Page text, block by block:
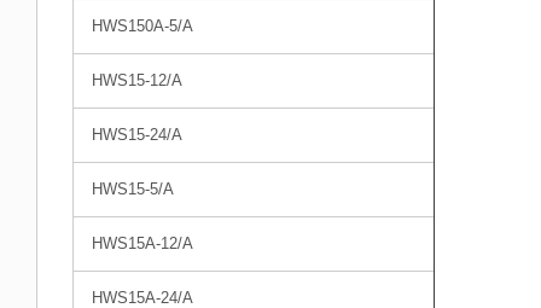
HWS150A-5/A
HWS15-12/A
HWS15-24/A
HWS15-5/A
HWS15A-12/A
HWS15A-24/A